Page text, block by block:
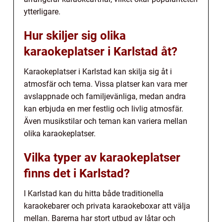
ytterligare.
Hur skiljer sig olika
karaokeplatser i Karlstad åt?
Karaokeplatser i Karlstad kan skilja sig åt i
atmosfär och tema. Vissa platser kan vara mer
avslappnade och familjevänliga, medan andra
kan erbjuda en mer festlig och livlig atmosfär.
Även musikstilar och teman kan variera mellan
olika karaokeplatser.
Vilka typer av karaokeplatser
finns det i Karlstad?
I Karlstad kan du hitta både traditionella
karaokebarer och privata karaokeboxar att välja
mellan. Barerna har stort utbud av låtar och